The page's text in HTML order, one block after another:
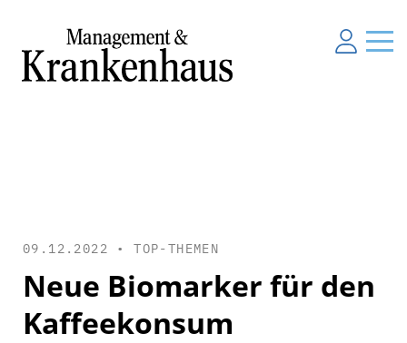
09.12.2022 •TOP-THEMEN
Neue Biomarker für den
Kaffeekonsum